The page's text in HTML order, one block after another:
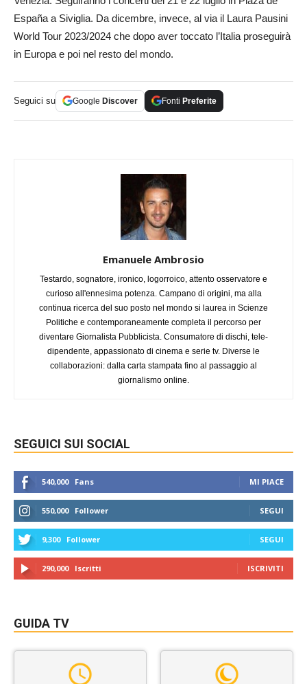
España a Siviglia. Da dicembre, invece, al via il Laura Pausini
World Tour 2023/2024 che dopo aver toccato l’Italia proseguirà
in Europa e poi nel resto del mondo.
Seguici su Google Discover Fonti Preferite
Emanuele Ambrosio
Testardo, sognatore, ironico, logorroico, attento osservatore e
curioso all'ennesima potenza. Campano di origini, ma alla
continua ricerca del suo posto nel mondo si laurea in Scienze
Politiche e contemporaneamente completa il percorso per
diventare Giornalista Pubblicista. Consumatore di dischi, tele-
dipendente, appassionato di cinema e serie tv. Diverse le
collaborazioni: dalla carta stampata fino al passaggio al
giornalismo online.
SEGUICI SUI SOCIAL
540,000 Fans MI PIACE
550,000 Follower SEGUI
9,300 Follower SEGUI
290,000 Iscritti ISCRIVITI
GUIDA TV